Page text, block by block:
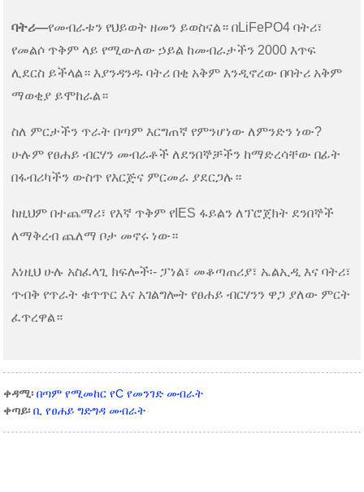
ባትሪ—የመብራቱን የህይወት ዘመን ይወስናል። በLiFePO4 ባትሪ፣
የመልሶ ጥቅም ላይ የሚውለው ኃይል ከመብራታችን 2000 እጥፍ
ሊደርስ ይችላል። እያንዳንዱ ባትሪ በቂ አቅም እንዲኖረው በባትሪ አቅም
ማወቂያ ይሞከራል።
ስለ ምርታችን ጥራት በጣም እርግጠኛ የምንሆነው ለምንድን ነው?
ሁሉም የፀሐይ ብርሃን መብራቶች ለደንበኞቻችን ከማድረሳቸው በፊት
በፋብሪካችን ውስጥ የእርጅና ምርመራ ያደርጋሉ።
ከዚህም በተጨማሪ፣ የእኛ ጥቅም የIES ፋይልን ለፕሮጀክት ደንበኞች
ለማቅረብ ጨለማ ቦታ መኖሩ ነው።
እነዚህ ሁሉ አስፈላጊ ክፍሎች፡- ፓነል፣ መቆጣጠሪያ፣ ኤልኢዲ እና ባትሪ፣
ጥብቅ የጥራት ቁጥጥር እና አገልግሎት የፀሐይ ብርሃንን ዋጋ ያለው ምርት
ፈጥረዋል።
ቀዳሚ፡ በጣም የሚመከር የC የመንገድ መብራት
ቀጣይ፡ ቢ የፀሐይ ግድግዳ መብራት